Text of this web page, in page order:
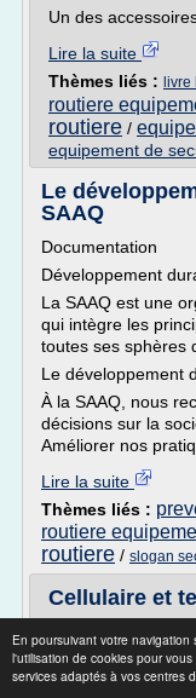
En poursuivant votre
l'utilisation de cookies pour
services adaptés à vos centres
Un des
Lire la suite
Thèmes liés :
routiere
routiere /
equipement de
Le
SAAQ
Documentation
Développement
La SAAQ est une
qui intègre les
toutes ses sphères
Le développement
À la SAAQ, nous
décisions sur la
Améliorer nos
Lire la suite
Thèmes liés :
routiere
routiere / slogan
Cellulaire et
Ce que dit la loi
La loi est très